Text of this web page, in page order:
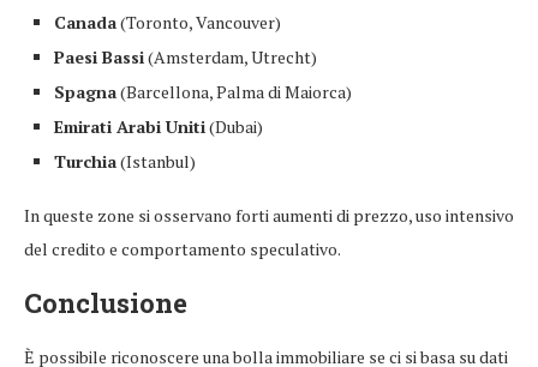
Canada(Toronto, Vancouver)
Paesi Bassi(Amsterdam, Utrecht)
Spagna(Barcellona, Palma di Maiorca)
Emirati Arabi Uniti(Dubai)
Turchia(Istanbul)
In queste zone si osservano forti aumenti di prezzo, uso intensivo
del credito e comportamento speculativo.
Conclusione
È possibile riconoscere una bolla immobiliare se ci si basa su dati